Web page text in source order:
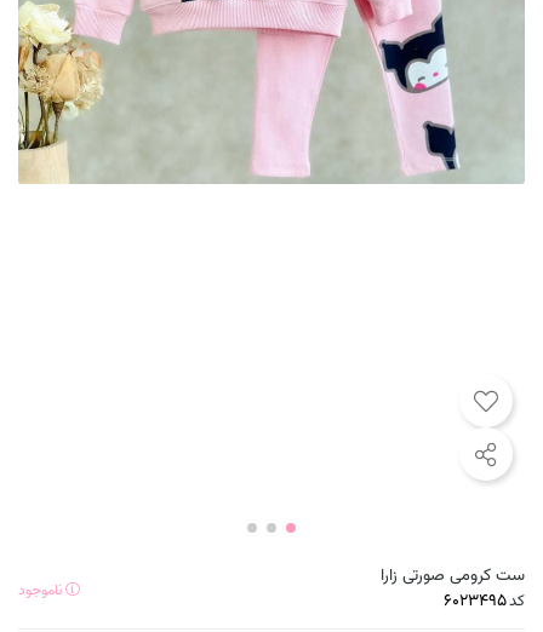
ست کرومی صورتی زارا
کد ناموجود